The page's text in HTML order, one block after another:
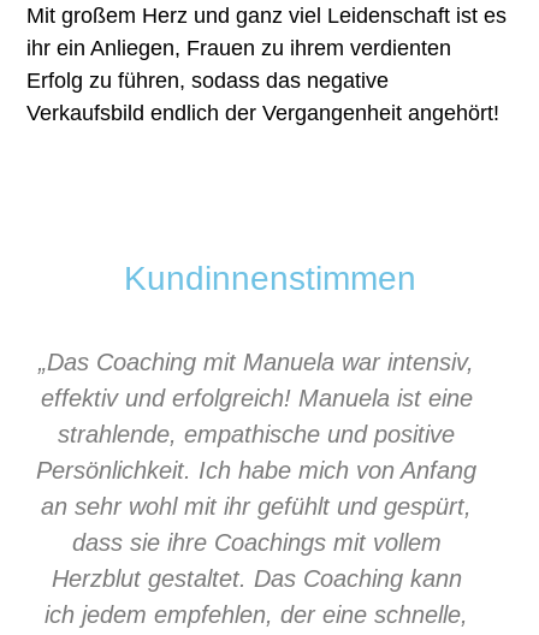
Mit großem Herz und ganz viel Leidenschaft ist es
ihr ein Anliegen, Frauen zu ihrem verdienten
Erfolg zu führen, sodass das negative
Verkaufsbild endlich der Vergangenheit angehört!
Kundinnenstimmen
„Das Coaching mit Manuela war intensiv,
effektiv und erfolgreich! Manuela ist eine
strahlende, empathische und positive
Persönlichkeit. Ich habe mich von Anfang
an sehr wohl mit ihr gefühlt und gespürt,
dass sie ihre Coachings mit vollem
Herzblut gestaltet. Das Coaching kann
ich jedem empfehlen, der eine schnelle,